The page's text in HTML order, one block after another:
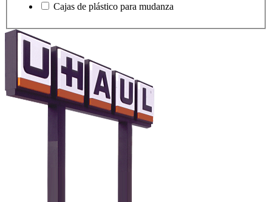
Cajas de plástico para mudanza